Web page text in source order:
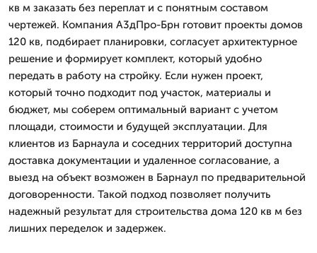
кв м заказать без переплат и с понятным составом
чертежей. Компания А3дПро-Брн готовит проекты домов
120 кв, подбирает планировки, согласует архитектурное
решение и формирует комплект, который удобно
передать в работу на стройку. Если нужен проект,
который точно подходит под участок, материалы и
бюджет, мы соберем оптимальный вариант с учетом
площади, стоимости и будущей эксплуатации. Для
клиентов из Барнаула и соседних территорий доступна
доставка документации и удаленное согласование, а
выезд на объект возможен в Барнаул по предварительной
договоренности. Такой подход позволяет получить
надежный результат для строительства дома 120 кв м без
лишних переделок и задержек.